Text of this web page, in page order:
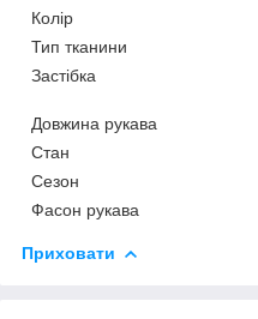
Колір
Тип тканини
Застібка
Довжина рукава
Стан
Сезон
Фасон рукава
Приховати